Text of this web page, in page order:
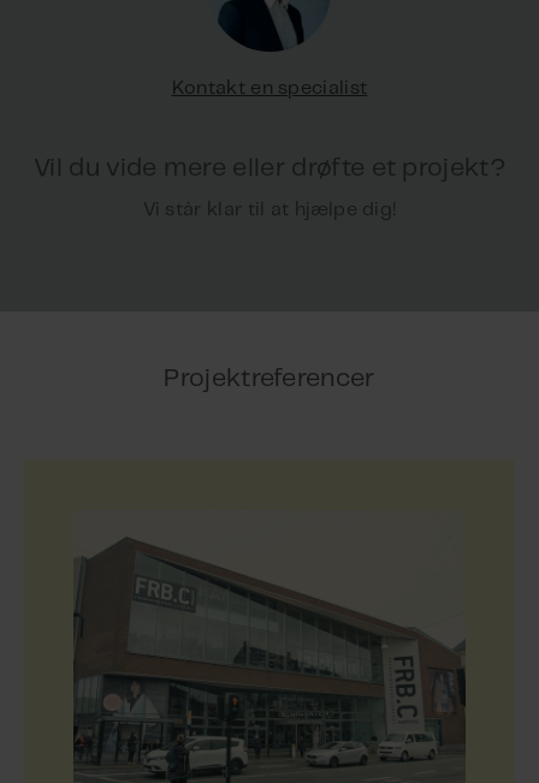
Kontakt en specialist
Vil du vide mere eller drøfte et projekt?
Vi står klar til at hjælpe dig!
Projektreferencer